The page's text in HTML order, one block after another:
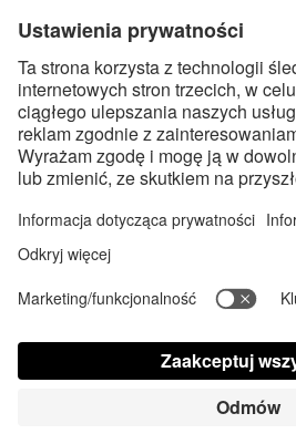
* Znak słowny i logo Bluetooth® są
towarowymi należącymi do Bluetooth SIG,
przez Satisfyer GmbH jest
Apple, logo Apple i Apple Watch są
Google Play i logo Google Play są
Dostępność cyfrowa sklepu
Ustawienia plików cookie FAQ